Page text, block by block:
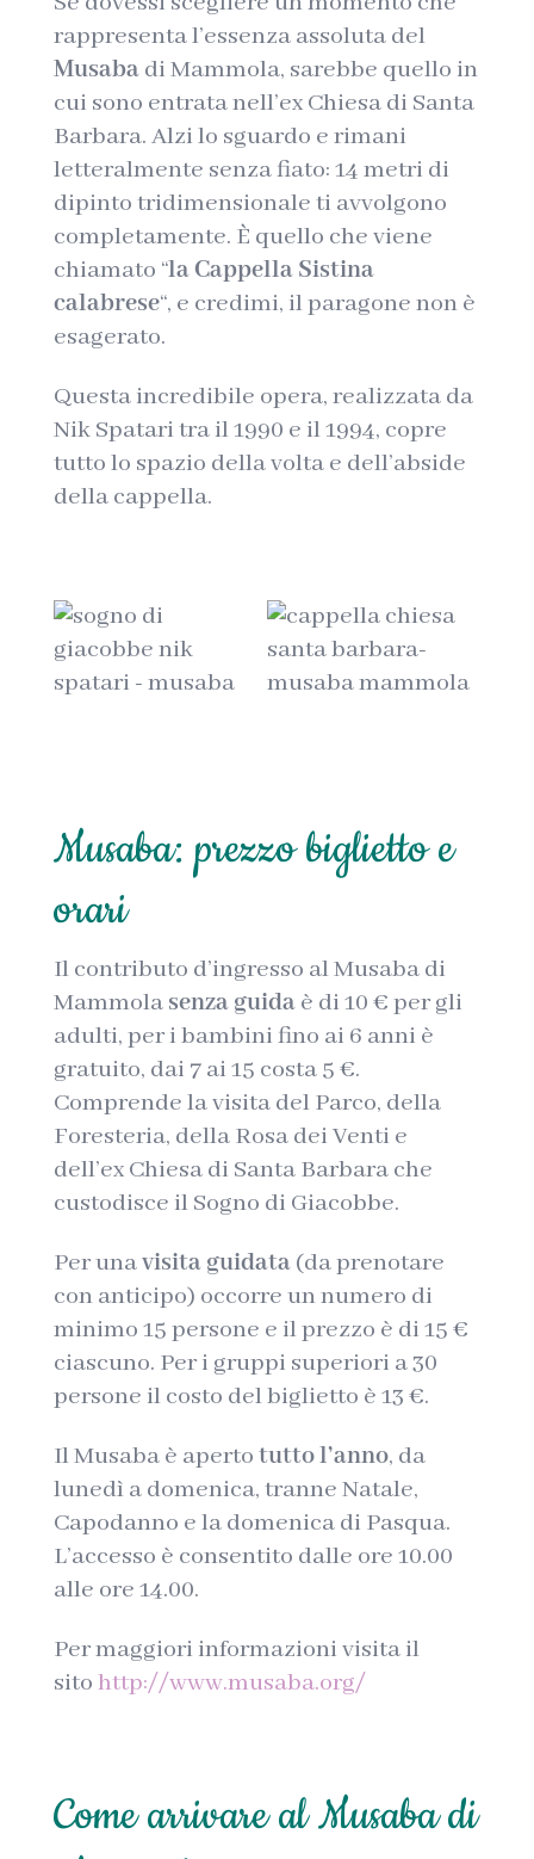
rappresenta l’essenza assoluta del
Musabadi Mammola, sarebbe quello in
cui sono entrata nell’ex Chiesa di Santa
Barbara. Alzi lo sguardo e rimani
letteralmente senza fiato: 14 metri di
dipinto tridimensionale ti avvolgono
completamente. È quello che viene
chiamato “la Cappella Sistina
calabrese“, e credimi, il paragone non è
esagerato.
Questa incredibile opera, realizzata da
Nik Spatari tra il 1990 e il 1994, copre
tutto lo spazio della volta e dell’abside
della cappella.
Musaba: prezzo biglietto e
orari
Il contributo d’ingresso al Musaba di
Mammola senza guidaè di 10 € per gli
adulti, per i bambini fino ai 6 anni è
gratuito, dai 7 ai 15 costa 5 €.
Comprende la visita del Parco, della
Foresteria, della Rosa dei Venti e
dell’ex Chiesa di Santa Barbara che
custodisce il Sogno di Giacobbe.
Per unavisita guidata(da prenotare
con anticipo) occorre un numero di
minimo 15 persone e il prezzo è di 15 €
ciascuno. Per i gruppi superiori a 30
persone il costo del biglietto è 13 €.
Il Musaba è aperto tutto l’anno, da
lunedì a domenica, tranne Natale,
Capodanno e la domenica di Pasqua.
L’accesso è consentito dalle ore 10.00
alle ore 14.00.
Per maggiori informazioni visita il
sito http://www.musaba.org/
Come arrivare al Musaba di